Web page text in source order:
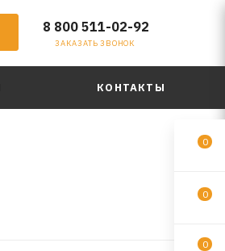
8 800 511-02-92
ЗАКАЗАТЬ ЗВОНОК
КОНТАКТЫ
0
0
0